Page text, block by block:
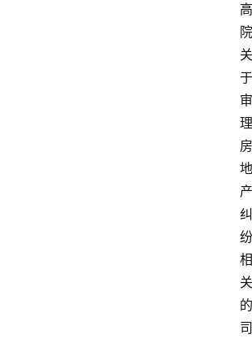
高
院
关
于
审
理
房
地
产
纠
纷
相
关
的
司